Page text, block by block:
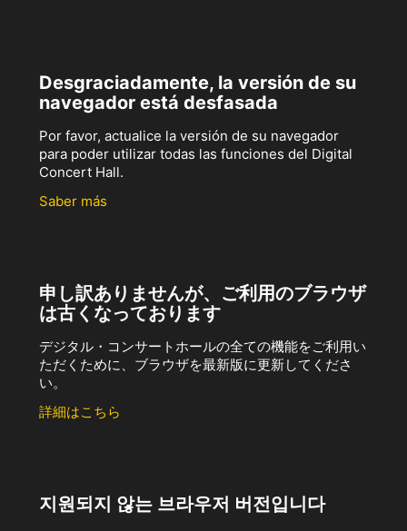
Desgraciadamente, la versión de su
navegador está desfasada
Por favor, actualice la versión de su navegador
para poder utilizar todas las funciones del Digital
Concert Hall.
Saber más
申し訳ありませんが、ご利用のブラウザ
は古くなっております
デジタル・コンサートホールの全ての機能をご利用い
ただくために、ブラウザを最新版に更新してくださ
い。
詳細はこちら
지원되지 않는 브라우저 버전입니다